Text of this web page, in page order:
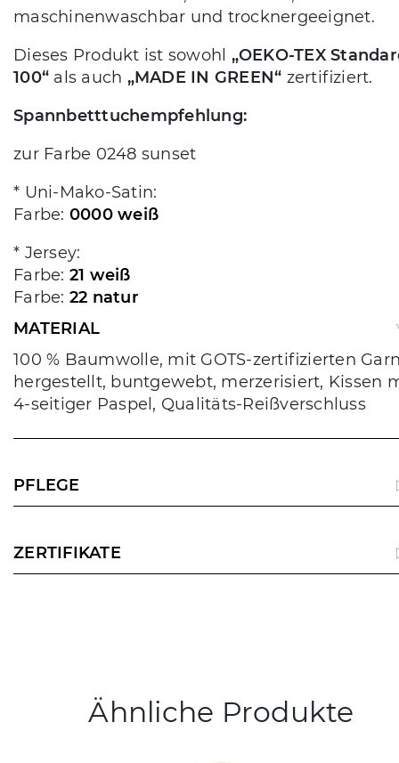
maschinenwaschbar und trocknergeeignet.
Dieses Produkt ist sowohl „OEKO-TEX
100“ als auch „MADE IN GREEN“ zertifiziert.
Spannbetttuchempfehlung:
zur Farbe 0248 sunset
* Uni-Mako-Satin:
Farbe: 0000 weiß
* Jersey:
Farbe: 21 weiß
Farbe: 22 natur
MATERIAL
100 % Baumwolle, mit GOTS-zertifizierten
hergestellt, buntgewebt, merzerisiert, Kissen
4-seitiger Paspel, Qualitäts-Reißverschluss
PFLEGE
ZERTIFIKATE
Ähnliche Produkte